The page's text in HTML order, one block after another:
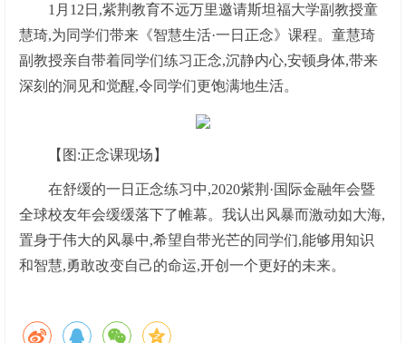
1月12日,紫荆教育不远万里邀请斯坦福大学副教授童
慧琦,为同学们带来《智慧生活·一日正念》课程。童慧琦
副教授亲自带着同学们练习正念,沉静内心,安顿身体,带来
深刻的洞见和觉醒,令同学们更饱满地生活。
【图:正念课现场】
在舒缓的一日正念练习中,2020紫荆·国际金融年会暨
全球校友年会缓缓落下了帷幕。我认出风暴而激动如大海,
置身于伟大的风暴中,希望自带光芒的同学们,能够用知识
和智慧,勇敢改变自己的命运,开创一个更好的未来。